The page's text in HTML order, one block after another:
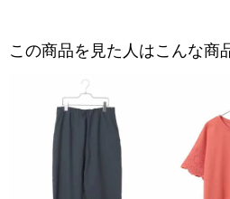
この商品を見た人はこんな商